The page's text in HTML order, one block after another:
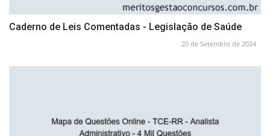
Caderno de Leis Comentadas - Legislação de Saúde
20 de Setembro de 2024